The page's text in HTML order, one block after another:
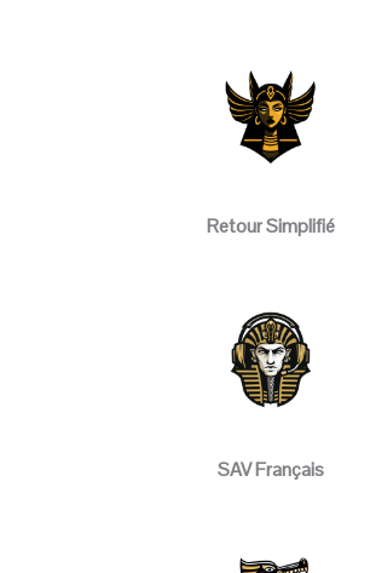
Retour Simplifié
SAV Français